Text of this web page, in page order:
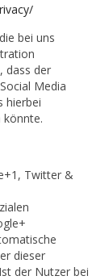
bei uns
dass der
Media
hierbei
könnte.
Twitter &
dieser
der Nutzer bei